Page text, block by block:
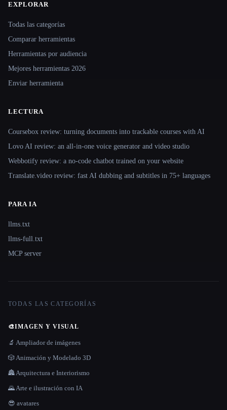
Site navigation
EXPLORAR
Todas las categorías
Comparar herramientas
Herramientas por audiencia
Mejores herramientas 2026
Enviar herramienta
LECTURA
Coursebox review: turning documents into trackable courses with AI
Lovo AI review: an all-in-one voice generator and video studio
Webbotify review: a no-code chatbot trained on your website
Translate.video review: fast AI dubbing and subtitles in 75+ languages
PARA IA
llms.txt
llms-full.txt
MCP server
TODAS LAS CATEGORÍAS
🎨IMAGEN Y VISUAL
🔬 Ampliador de imágenes
🎲 Animación y Modelado 3D
🏯 Arquitectura e Interiorismo
🌄 Arte e ilustración con IA
😎 avatares